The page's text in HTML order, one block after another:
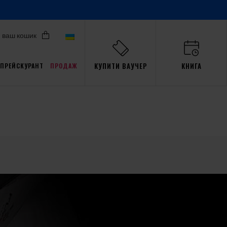
ваш кошик
ПРЕЙСКУРАНТ ПРОДАЖ КУПИТИ ВАУЧЕР КНИГА